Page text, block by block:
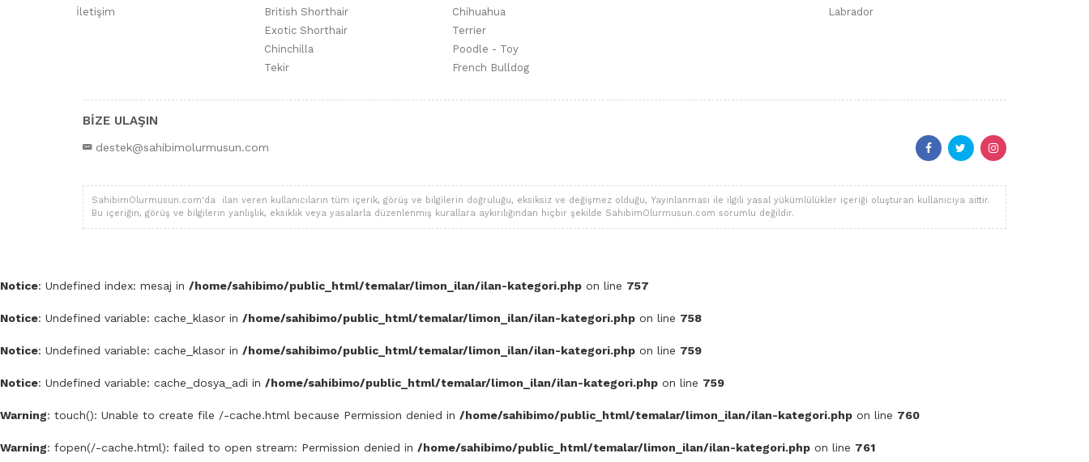
İletişim
British Shorthair
Exotic Shorthair
Chinchilla
Tekir
Chihuahua
Terrier
Poodle - Toy
French Bulldog
Labrador
BİZE ULAŞIN
destek@sahibimolurmusun.com
SahibimOlurmusun.com'da ilan veren kullanıcıların tüm içerik, görüş ve bilgilerin doğruluğu, eksiksiz ve değişmez olduğu, Yayınlanması ile ilgili yasal yükümlülükler içeriği oluşturan kullanıcıya aittir.
Bu içeriğin, görüş ve bilgilerin yanlışlık, eksiklik veya yasalarla düzenlenmiş kurallara aykırılığından hiçbir şekilde SahibimOlurmusun.com sorumlu değildir.
Notice: Undefined index: mesaj in /home/sahibimo/public_html/temalar/limon_ilan/ilan-kategori.php on line 757
Notice: Undefined variable: cache_klasor in /home/sahibimo/public_html/temalar/limon_ilan/ilan-kategori.php on line 758
Notice: Undefined variable: cache_klasor in /home/sahibimo/public_html/temalar/limon_ilan/ilan-kategori.php on line 759
Notice: Undefined variable: cache_dosya_adi in /home/sahibimo/public_html/temalar/limon_ilan/ilan-kategori.php on line 759
Warning: touch(): Unable to create file /-cache.html because Permission denied in /home/sahibimo/public_html/temalar/limon_ilan/ilan-kategori.php on line 760
Warning: fopen(/-cache.html): failed to open stream: Permission denied in /home/sahibimo/public_html/temalar/limon_ilan/ilan-kategori.php on line 761